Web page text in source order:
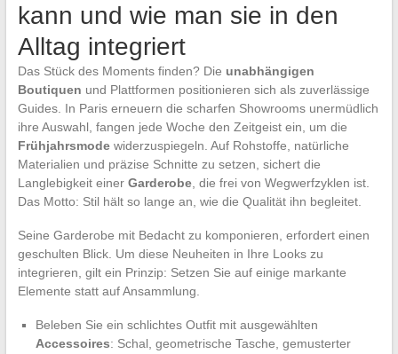
kann und wie man sie in den
Alltag integriert
Das Stück des Moments finden? Die unabhängigen
Boutiquen und Plattformen positionieren sich als zuverlässige
Guides. In Paris erneuern die scharfen Showrooms unermüdlich
ihre Auswahl, fangen jede Woche den Zeitgeist ein, um die
Frühjahrsmodewiderzuspiegeln. Auf Rohstoffe, natürliche
Materialien und präzise Schnitte zu setzen, sichert die
Langlebigkeit einer Garderobe, die frei von Wegwerfzyklen ist.
Das Motto: Stil hält so lange an, wie die Qualität ihn begleitet.
Seine Garderobe mit Bedacht zu komponieren, erfordert einen
geschulten Blick. Um diese Neuheiten in Ihre Looks zu
integrieren, gilt ein Prinzip: Setzen Sie auf einige markante
Elemente statt auf Ansammlung.
Beleben Sie ein schlichtes Outfit mit ausgewählten
Accessoires: Schal, geometrische Tasche, gemusterter